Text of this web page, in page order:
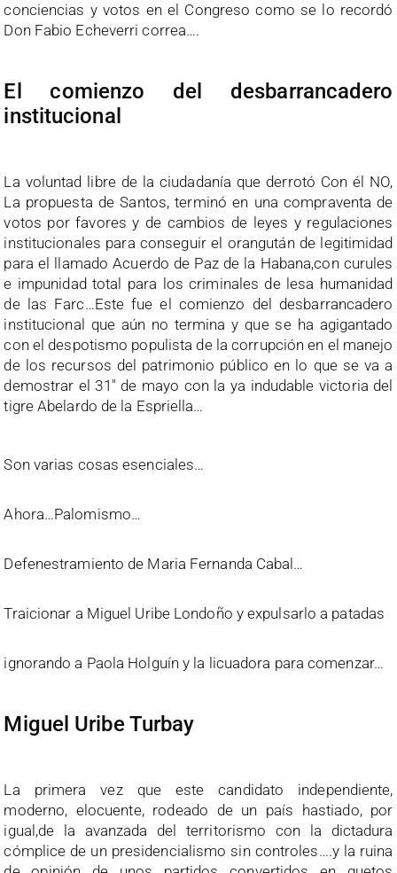
conciencias y votos en el Congreso como se lo recordó
Don Fabio Echeverri correa….
El comienzo del desbarrancadero
institucional
La voluntad libre de la ciudadanía que derrotó Con él NO,
La propuesta de Santos, terminó en una compraventa de
votos por favores y de cambios de leyes y regulaciones
institucionales para conseguir el orangután de legitimidad
para el llamado Acuerdo de Paz de la Habana,con curules
e impunidad total para los criminales de lesa humanidad
de las Farc…Este fue el comienzo del desbarrancadero
institucional que aún no termina y que se ha agigantado
con el despotismo populista de la corrupción en el manejo
de los recursos del patrimonio público en lo que se va a
demostrar el 31″ de mayo con la ya indudable victoria del
tigre Abelardo de la Espriella…
Son varias cosas esenciales…
Ahora…Palomismo…
Defenestramiento de Maria Fernanda Cabal…
Traicionar a Miguel Uribe Londoño y expulsarlo a patadas
ignorando a Paola Holguín y la licuadora para comenzar…
Miguel Uribe Turbay
La primera vez que este candidato independiente,
moderno, elocuente, rodeado de un país hastiado, por
igual,de la avanzada del territorismo con la dictadura
cómplice de un presidencialismo sin controles….y la ruina